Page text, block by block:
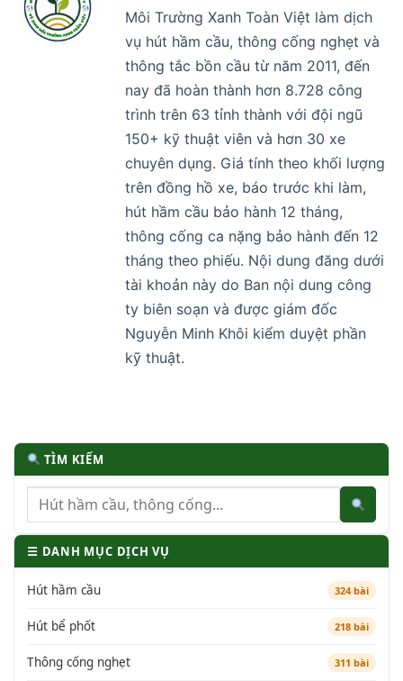
Môi Trường Xanh Toàn Việt làm dịch
vụ hút hầm cầu, thông cống nghẹt và
thông tắc bồn cầu từ năm 2011, đến
nay đã hoàn thành hơn 8.728 công
trình trên 63 tỉnh thành với đội ngũ
150+ kỹ thuật viên và hơn 30 xe
chuyên dụng. Giá tính theo khối lượng
trên đồng hồ xe, báo trước khi làm,
hút hầm cầu bảo hành 12 tháng,
thông cống ca nặng bảo hành đến 12
tháng theo phiếu. Nội dung đăng dưới
tài khoản này do Ban nội dung công
ty biên soạn và được giám đốc
Nguyễn Minh Khôi kiểm duyệt phần
kỹ thuật.
TÌM KIẾM
☰ DANH MỤC DỊCH VỤ
Hút hầm cầu 324 bài
Hút bể phốt 218 bài
Thông cống nghẹt 311 bài